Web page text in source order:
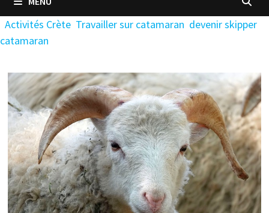
Activités Crète Travailler sur catamaran devenir skipper
catamaran